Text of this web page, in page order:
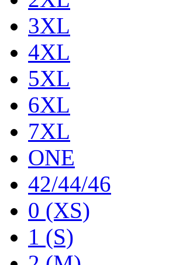
3XL
4XL
5XL
6XL
7XL
ONE
42/44/46
0 (XS)
1 (S)